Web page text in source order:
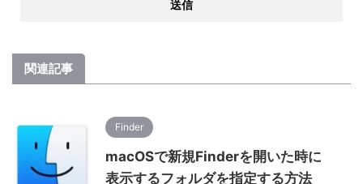
関連記事
Finder
macOSで新規Finderを開いた時に
表示するフォルダを指定する方法